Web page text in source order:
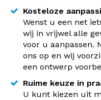
Kosteloze
Wenst u een net
wij in vrijwel alle
voor u aanpassen.
ons op en wij
een ontwerp
Ruime keuze in
U kunt kiezen uit